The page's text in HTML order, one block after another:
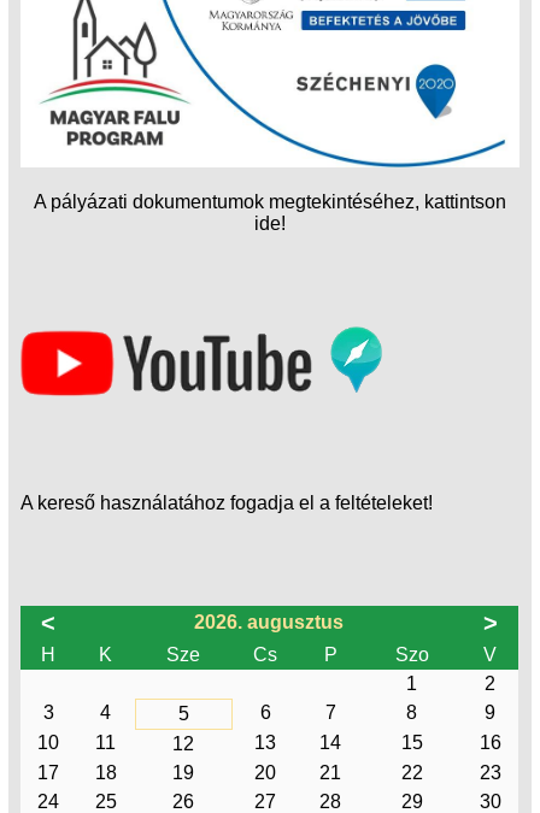
A pályázati dokumentumok megtekintéséhez, kattintson
ide!
A kereső használatához fogadja el a feltételeket!
< 2026. augusztus >
H K Sze Cs P Szo
V
1
2
3
4 5 6 7 8
9
10
11 12 13 14 15
16
17
18 19 20 21 22
23
24
25 26 27 28 29
30